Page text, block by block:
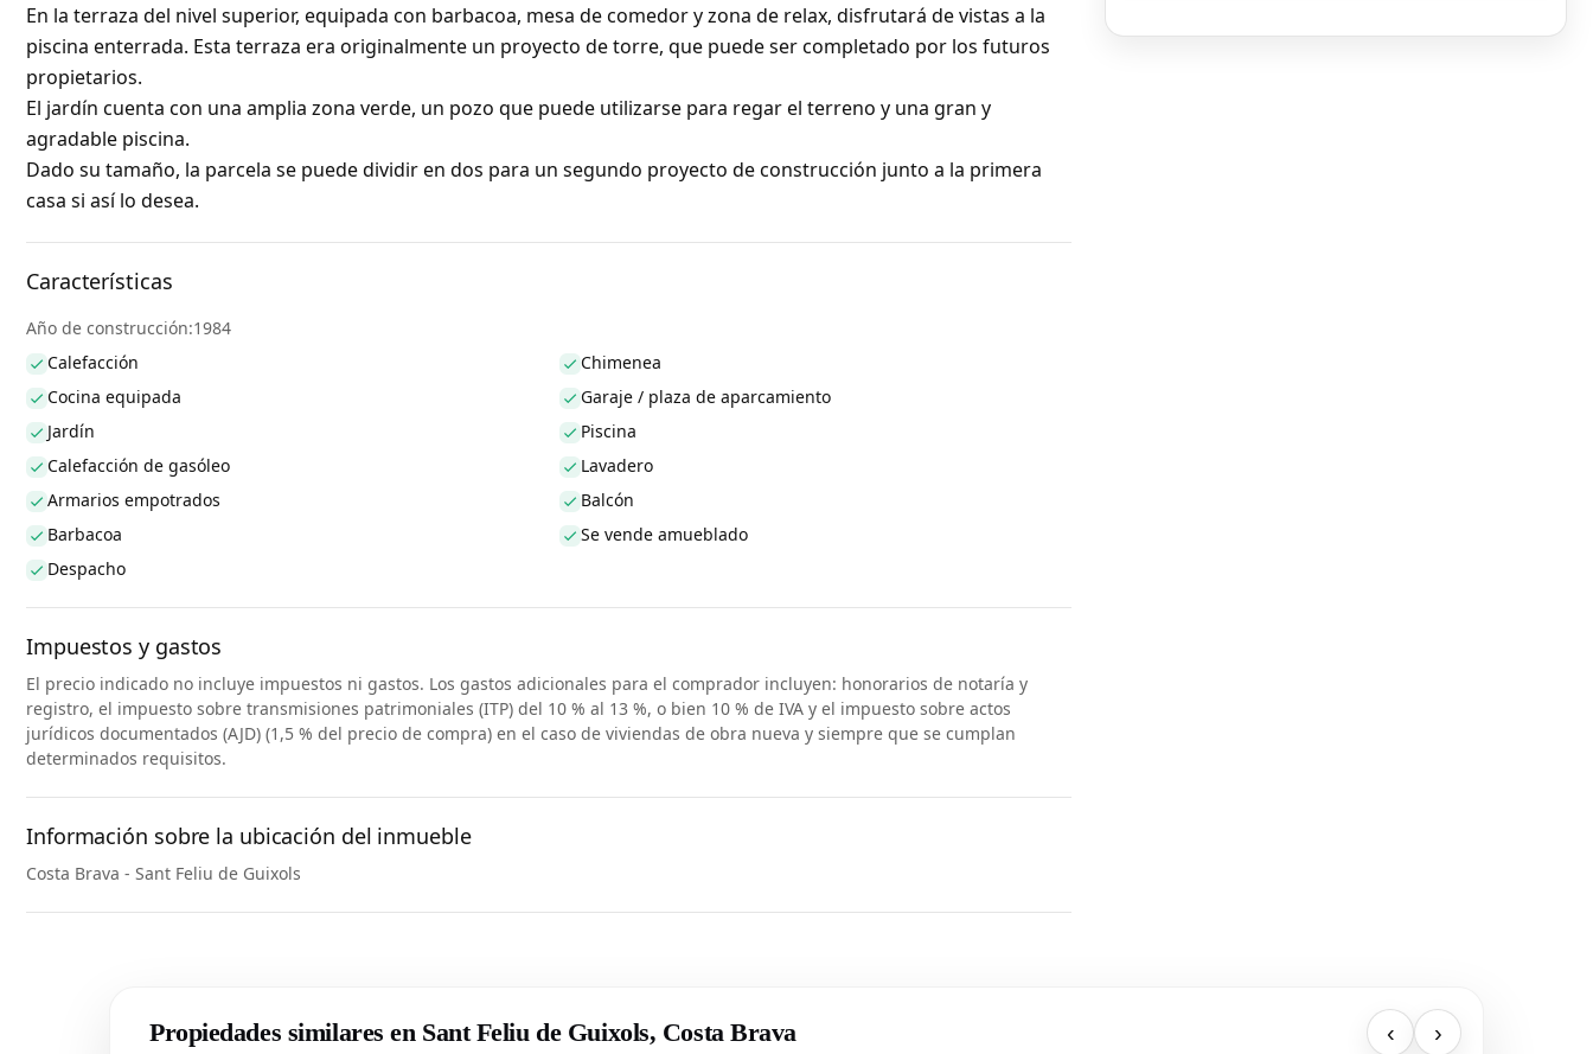
En la terraza del nivel superior, equipada con barbacoa, mesa de comedor y zona de relax, disfrutará de vistas a la
piscina enterrada. Esta terraza era originalmente un proyecto de torre, que puede ser completado por los futuros
propietarios.
El jardín cuenta con una amplia zona verde, un pozo que puede utilizarse para regar el terreno y una gran y
agradable piscina.
Dado su tamaño, la parcela se puede dividir en dos para un segundo proyecto de construcción junto a la primera
casa si así lo desea.
Características
Año de construcción:1984
Calefacción
Chimenea
Cocina equipada
Garaje / plaza de aparcamiento
Jardín
Piscina
Calefacción de gasóleo
Lavadero
Armarios empotrados
Balcón
Barbacoa
Se vende amueblado
Despacho
Impuestos y gastos
El precio indicado no incluye impuestos ni gastos. Los gastos adicionales para el comprador incluyen: honorarios de notaría y
registro, el impuesto sobre transmisiones patrimoniales (ITP) del 10 % al 13 %, o bien 10 % de IVA y el impuesto sobre actos
jurídicos documentados (AJD) (1,5 % del precio de compra) en el caso de viviendas de obra nueva y siempre que se cumplan
determinados requisitos.
Información sobre la ubicación del inmueble
Costa Brava - Sant Feliu de Guixols
Propiedades similares en Sant Feliu de Guixols, Costa Brava ‹ ›